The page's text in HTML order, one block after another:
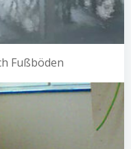
Fußböden